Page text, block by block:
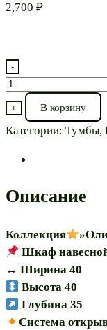
2,700 ₽
-
Количество
товара
Шкаф
навесной
40
МДФ"
+ В корзину
Категории: Тумбы,
Описание
Коллекция
Шкаф
↔️ Ширина 40
Высота 40
Глубина 35
Система